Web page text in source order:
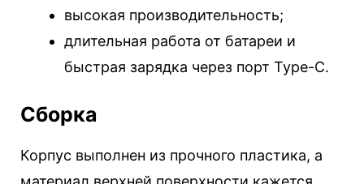
высокая производительность;
длительная работа от батареи и
быстрая зарядка через порт Type-C.
Сборка
Корпус выполнен из прочного пластика, а